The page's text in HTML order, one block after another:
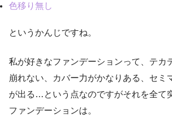
色移り無し
というかんじですね。
私が好きなファンデーションって、テカ
崩れない、カバー力がかなりある、セミ
が出る…という点なのですがそれを全て
ファンデーションは。